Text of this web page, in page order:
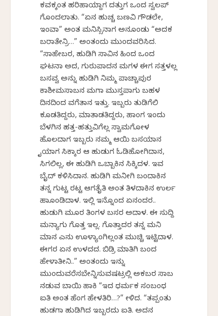
ಕವಕ್ಕಂತ ಹರಿಹಾಯ್ದಾಗ ದತ್ತುಗ ಒಂದ ಸ್ವಲಪ್
ಗೊಂದಲಾತು. “ಏನ ಹುಚ್ಚ ಬಣವಿ ಗೌಡಲೇ,
ಇಂವಾ” ಅಂತ ಮನಿಸ್ಸಿನಾಗ ಅನಕೊಂಡು “ಅದಕ
ಬರಾತೇನ್ರಿ…” ಅಂತಂದು ಮುಂದವರಿಸಿದ.
“ಸಾಹೇಬರ, ಹುಡಿಗಿ ಸಾವಿನ ಹಿಂದ ಒಂದ
ಘಟನಾ ಅದ, ಗುರುಪಾದನ ಮಗಳ ಈಗ ಸತ್ತಳಲ್ಲ
ಬಸವ್ವ ಅನ್ನು ಹುಡಿಗಿ ನಿಮ್ಮ ಪಾಚ್ಚಾಪುರ
ಕಾಶೀಮಸಾಬನ ಮಗಾ ಮುಸ್ತಪಾಗು ಬಹಳ
ದಿನದಿಂದ ವಗೆತಾನ ಇತ್ತು. ಇಬ್ಬರು ತುಡಿಗೆಲಿ
ಕೂಡತಿದ್ದರು, ಮಾತಾಡತಿದ್ದರು, ಹಾಂಗ ಇಂದು
ಬೆಳಗಿನ ಹತ್ತ-ಹತ್ತುವಿಗೆಲ್ಲ ಸ್ವಾಮಗೋಳ
ಹೊಲದಾಗ ಇಬ್ಬರು ನಮ್ಮ ಆಯಿ ಬಸಯಾನ
ಕೈಯಾಗ ಸಿಕ್ಕಾರ ಆ ಹುಡುಗ ಓಡಿಹೋಗಿದಾನ,
ಸಿಗಲಿಲ್ಲ, ಈ ಹುಡಿಗಿ ಒಬ್ಬಾಕಿನ ಸಿಕ್ಕಿದಳ. ಇವ
ಬೈದ್ ಕಳಿಸಿದಾನ. ಹುಡಿಗಿ ಮನೀಗಿ ಬಂದಾಕಿನ
ತನ್ನ ಗುಟ್ಟ ರಟ್ಟ ಆಗತೈತಿ ಅಂತ ತಿಳದಾಕಿನ ಉರ್ಲ
ಹಾಕೊಂಡಿದಾಳ. ಇಲ್ಲಿ ಇನ್ನೊಂದ ಏನಂದರ..
ಹುಡುಗಿ ಮೂರ ತಿಂಗಳ ಬಸರ ಅದಾಳ. ಈ ಸುದ್ದಿ
ಮನ್ಯಾಗು ಗೊತ್ತ ಇಲ್ಲ. ಗೊತ್ತಾದರ ತನ್ನ ಮನಿ
ಮಾನ ಎನು ಊಳ್ಯಾಂಗಿಲ್ಲಂತ ಮುಚ್ಚಿ ಇಟ್ಟಿದಾಳ.
ಈಗರ ಏನ ಉಳದದ. ಬಿಡ್ರಿ ಮಾತಿಗಿ ಬಂದ
ಹೇಳಾತೀನಿ..” ಅಂತಂದು ಇನ್ನು
ಮುಂದುವರೆಸಬೇಕೆನ್ನಿಸುವಷಟ್ರಲ್ಲಿ ಅಕಬರ ಸಾಬ
ನಡುವ ಬಾಯಿ ಹಾಕಿ “ಇದ ಧರ್ಮಕ ಸಂಬಂಧ
ಐತಿ ಅಂತ ಹೆಂಗ ಹೇಳತಿರಿ…?” ಕೇಳಿದ. “ತಪ್ಪಂತು
ಹುಡಗಾ ಹುಡಿಗಿದ ಇಬ್ಬರದು ಐತಿ. ಅದನ